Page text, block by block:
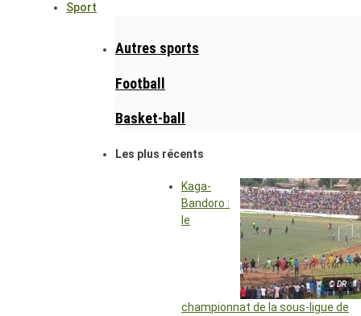
Sport
Autres sports
Football
Basket-ball
Les plus récents
© DR
Kaga-
Bandoro :
le
championnat de la sous-ligue de